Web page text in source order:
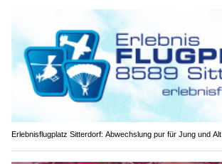
Erlebnisflugplatz Sitterdorf: Abwechslung pur für Jung und Alt